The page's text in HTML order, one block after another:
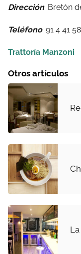
Dirección: Bretón
Teléfono: 91 4 41
Trattoría Manzoni
Otros artículos